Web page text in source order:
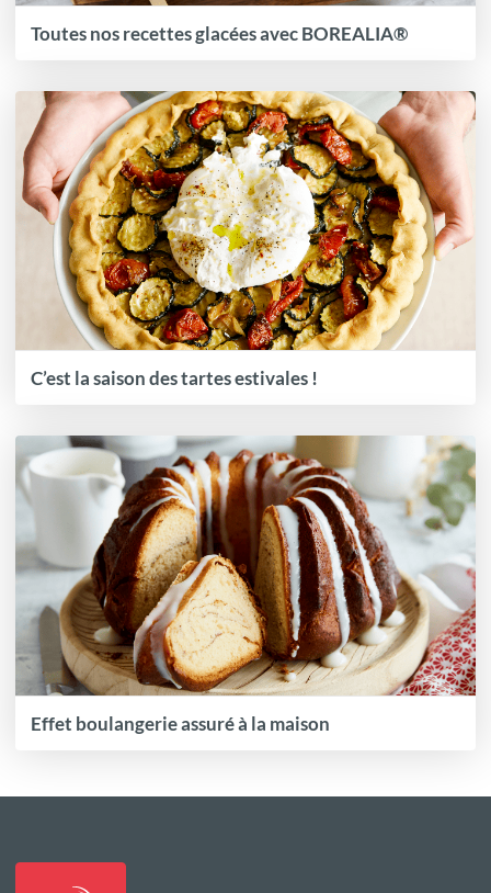
Toutes nos recettes glacées avec BOREALIA®
C’est la saison des tartes estivales !
Effet boulangerie assuré à la maison